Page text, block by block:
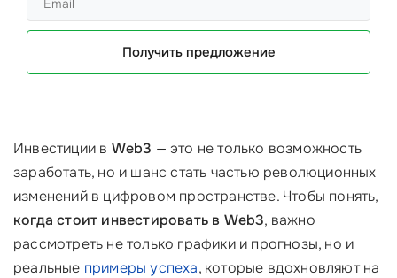
Получить предложение
Инвестиции в Web3 — это не только возможность
заработать, но и шанс стать частью революционных
изменений в цифровом пространстве. Чтобы понять,
когда стоит инвестировать в Web3, важно
рассмотреть не только графики и прогнозы, но и
реальные примеры успеха, которые вдохновляют на